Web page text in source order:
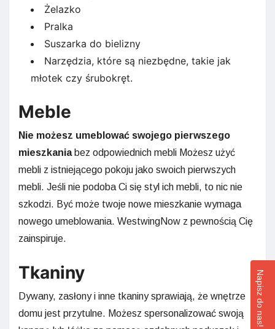
Żelazko
Pralka
Suszarka do bielizny
Narzędzia, które są niezbędne, takie jak
młotek czy śrubokręt.
Meble
Nie możesz umeblować swojego pierwszego
mieszkaniabez odpowiednich mebli Możesz użyć
mebli z istniejącego pokoju jako swoich pierwszych
mebli. Jeśli nie podoba Ci się styl ich mebli, to nic nie
szkodzi. Być może twoje nowe mieszkanie wymaga
nowego umeblowania. WestwingNow z pewnością Cię
zainspiruje.
Tkaniny
Dywany, zasłony i inne tkaniny sprawiają, że wnętrze
domu jest przytulne. Możesz spersonalizować swoją
Napisz do nas!